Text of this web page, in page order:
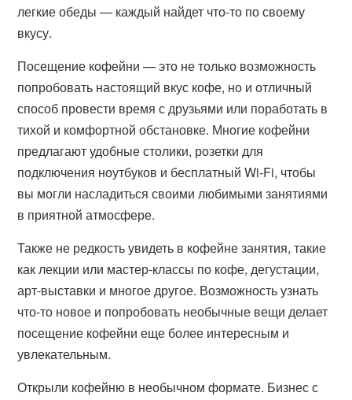
легкие обеды — каждый найдет что-то по своему
вкусу.
Посещение кофейни — это не только возможность
попробовать настоящий вкус кофе, но и отличный
способ провести время с друзьями или поработать в
тихой и комфортной обстановке. Многие кофейни
предлагают удобные столики, розетки для
подключения ноутбуков и бесплатный Wi-Fi, чтобы
вы могли насладиться своими любимыми занятиями
в приятной атмосфере.
Также не редкость увидеть в кофейне занятия, такие
как лекции или мастер-классы по кофе, дегустации,
арт-выставки и многое другое. Возможность узнать
что-то новое и попробовать необычные вещи делает
посещение кофейни еще более интересным и
увлекательным.
Открыли кофейню в необычном формате. Бизнес с